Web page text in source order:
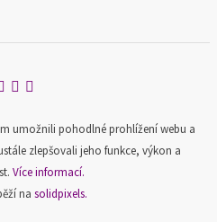
umožnili pohodlné prohlížení webu a
zlepšovali jeho funkce, výkon a
Více informací.
na solidpixels.